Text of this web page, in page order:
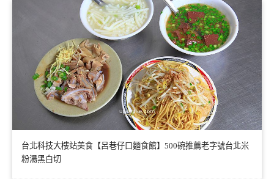
台北科技大樓站美食【呂巷仔口麵食館】500碗推薦老字號台北米
粉湯黑白切